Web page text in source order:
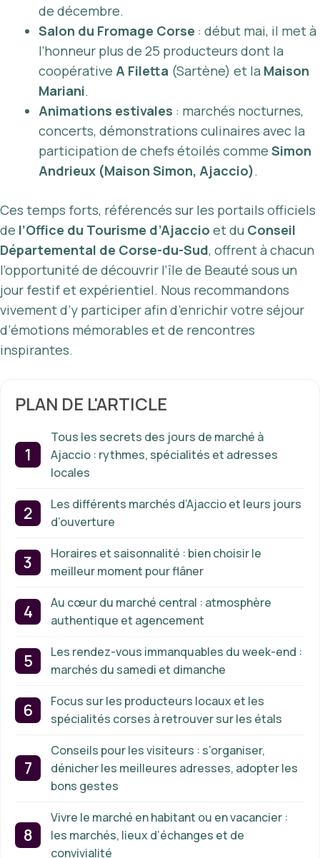
de décembre.
Salon du Fromage Corse : début mai, il met à
l’honneur plus de 25 producteurs dont la
coopérative A Filetta (Sartène) et la Maison
Mariani.
Animations estivales : marchés nocturnes,
concerts, démonstrations culinaires avec la
participation de chefs étoilés comme Simon
Andrieux (Maison Simon, Ajaccio).
Ces temps forts, référencés sur les portails officiels
de l’Office du Tourisme d’Ajaccio et du Conseil
Départemental de Corse-du-Sud, offrent à chacun
l’opportunité de découvrir l’île de Beauté sous un
jour festif et expérientiel. Nous recommandons
vivement d’y participer afin d’enrichir votre séjour
d’émotions mémorables et de rencontres
inspirantes.
PLAN DE L'ARTICLE
Tous les secrets des jours de marché à
Ajaccio : rythmes, spécialités et adresses
locales
Les différents marchés d’Ajaccio et leurs jours
d’ouverture
Horaires et saisonnalité : bien choisir le
meilleur moment pour flâner
Au cœur du marché central : atmosphère
authentique et agencement
Les rendez-vous immanquables du week-end :
marchés du samedi et dimanche
Focus sur les producteurs locaux et les
spécialités corses à retrouver sur les étals
Conseils pour les visiteurs : s’organiser,
dénicher les meilleures adresses, adopter les
bons gestes
Vivre le marché en habitant ou en vacancier :
les marchés, lieux d’échanges et de
convivialité